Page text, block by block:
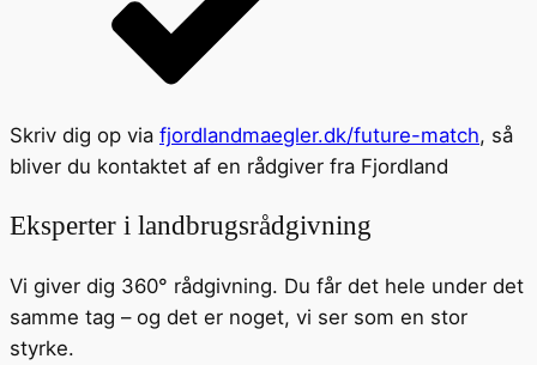
Skriv dig op via fjordlandmaegler.dk/future-match, så
bliver du kontaktet af en rådgiver fra Fjordland
Eksperter i landbrugsrådgivning
Vi giver dig 360° rådgivning. Du får det hele under det
samme tag – og det er noget, vi ser som en stor
styrke.